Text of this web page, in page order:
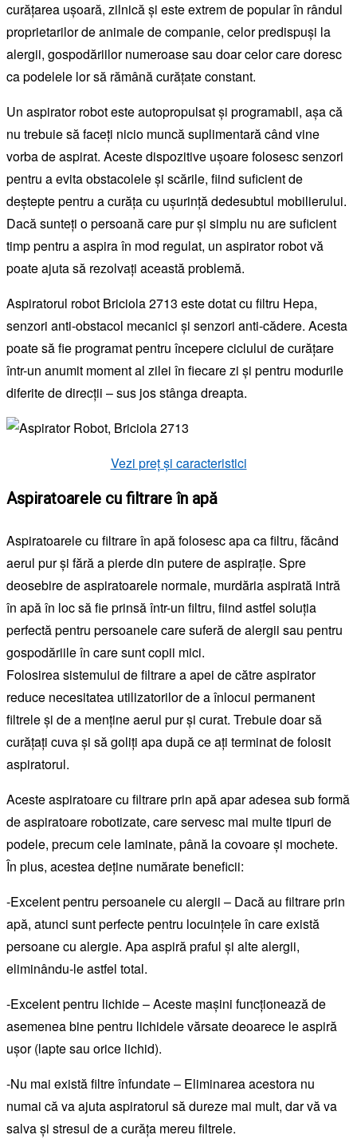
curățarea ușoară, zilnică și este extrem de popular în rândul
proprietarilor de animale de companie, celor predispuși la
alergii, gospodăriilor numeroase sau doar celor care doresc
ca podelele lor să rămână curățate constant.
Un aspirator robot este autopropulsat și programabil, așa că
nu trebuie să faceți nicio muncă suplimentară când vine
vorba de aspirat. Aceste dispozitive ușoare folosesc senzori
pentru a evita obstacolele și scările, fiind suficient de
deștepte pentru a curăța cu ușurință dedesubtul mobilierului.
Dacă sunteți o persoană care pur și simplu nu are suficient
timp pentru a aspira în mod regulat, un aspirator robot vă
poate ajuta să rezolvați această problemă.
Aspiratorul robot Briciola 2713 este dotat cu filtru Hepa,
senzori anti-obstacol mecanici și senzori anti-cădere. Acesta
poate să fie programat pentru începere ciclului de curățare
într-un anumit moment al zilei în fiecare zi și pentru modurile
diferite de direcții – sus jos stânga dreapta.
Vezi preț și caracteristici
Aspiratoarele cu filtrare în apă
Aspiratoarele cu filtrare în apă folosesc apa ca filtru, făcând
aerul pur și fără a pierde din putere de aspirație. Spre
deosebire de aspiratoarele normale, murdăria aspirată intră
în apă în loc să fie prinsă într-un filtru, fiind astfel soluția
perfectă pentru persoanele care suferă de alergii sau pentru
gospodăriile în care sunt copii mici.
Folosirea sistemului de filtrare a apei de către aspirator
reduce necesitatea utilizatorilor de a înlocui permanent
filtrele și de a menține aerul pur și curat. Trebuie doar să
curățați cuva și să goliți apa după ce ați terminat de folosit
aspiratorul.
Aceste aspiratoare cu filtrare prin apă apar adesea sub formă
de aspiratoare robotizate, care servesc mai multe tipuri de
podele, precum cele laminate, până la covoare și mochete.
În plus, acestea deține numărate beneficii:
-Excelent pentru persoanele cu alergii – Dacă au filtrare prin
apă, atunci sunt perfecte pentru locuințele în care există
persoane cu alergie. Apa aspiră praful și alte alergii,
eliminându-le astfel total.
-Excelent pentru lichide – Aceste mașini funcționează de
asemenea bine pentru lichidele vărsate deoarece le aspiră
ușor (lapte sau orice lichid).
-Nu mai există filtre înfundate – Eliminarea acestora nu
numai că va ajuta aspiratorul să dureze mai mult, dar vă va
salva și stresul de a curăța mereu filtrele.